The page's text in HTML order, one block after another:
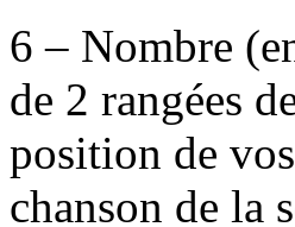
6 – Nombre
de 2 rangées
position de
chanson de la